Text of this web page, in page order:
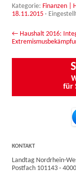
Kategorie: Finanzen |
18.11.2015 ·
Beitrags-Navigation
← Haushalt 2016:
für
KONTAKT
Landtag Nordrhein-
Postfach 101143 ·